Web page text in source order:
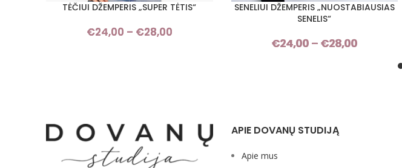
PASIRINKTI SAVYBES
TĖČIUI DŽEMPERIS „SUPER TĖTIS“
€24,00 – €28,00
PASIRINKTI SAVYBES
SENELIUI DŽEMPERIS „NUOSTABIAUSIAS
SENELIS“
€24,00 – €28,00
€24,00
APIE DOVANŲ STUDIJĄ
Apie mus